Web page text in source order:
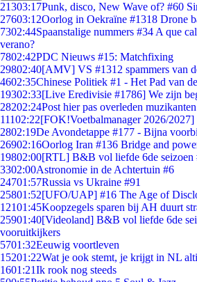
21303:17Punk, disco, New Wave of? #60
27603:12Oorlog in Oekraïne #1318 Drone
7302:44Spaanstalige nummers #34 A que
verano?
7802:42PDC Nieuws #15: Matchfixing
29802:40[AMV] VS #1312 spammers van
4602:35Chinese Politiek #1 - Het Pad van
19302:33[Live Eredivisie #1786] We zijn
28202:24Post hier pas overleden
11102:22[FOK!Voetbalmanager 2026/
2802:19De Avondetappe #177 - Bijna
26902:16Oorlog Iran #136 Bridge and
19802:00[RTL] B&B vol liefde 6de seizoen
3302:00Astronomie in de Achtertuin #6
24701:57Russia vs Ukraine #91
25801:52[UFO/UAP] #16 The Age of
12101:45Koopzegels sparen bij AH duurt
25901:40[Videoland] B&B vol liefde 6de
vooruitkijkers
5701:32Eeuwig voortleven
15201:22Wat je ook stemt, je krijgt in NL
1601:21Ik rook nog steeds